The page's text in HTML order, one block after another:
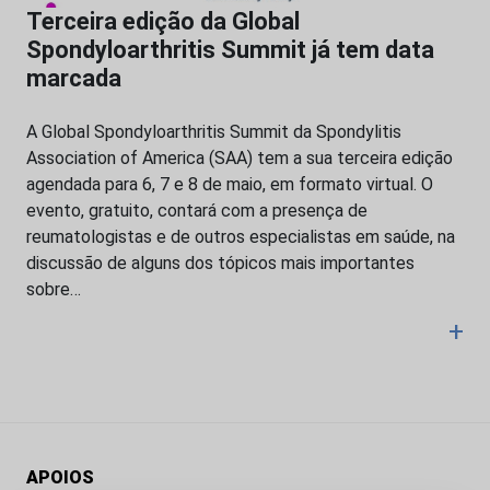
Terceira edição da Global
Spondyloarthritis Summit já tem data
marcada
A Global Spondyloarthritis Summit da Spondylitis
Association of America (SAA) tem a sua terceira edição
agendada para 6, 7 e 8 de maio, em formato virtual. O
evento, gratuito, contará com a presença de
reumatologistas e de outros especialistas em saúde, na
discussão de alguns dos tópicos mais importantes
sobre…
+
APOIOS